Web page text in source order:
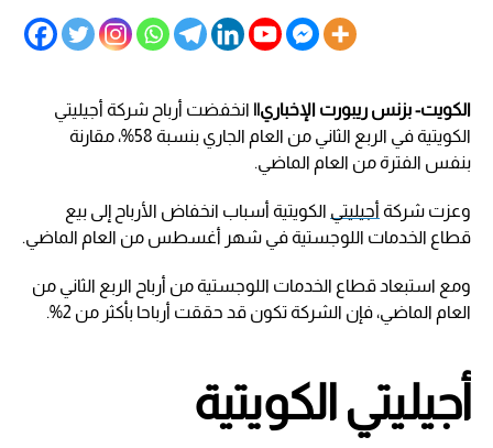
الكويت- بزنس ريبورت الإخباري|| انخفضت أرباح شركة أجيليتي
الكويتية في الربع الثاني من العام الجاري بنسبة 58%، مقارنة
بنفس الفترة من العام الماضي.
وعزت شركة أجيليتي الكويتية أسباب انخفاض الأرباح إلى بيع
قطاع الخدمات اللوجستية في شهر أغسطس من العام الماضي.
ومع استبعاد قطاع الخدمات اللوجستية من أرباح الربع الثاني من
العام الماضي، فإن الشركة تكون قد حققت أرباحا بأكثر من 2%.
أجيليتي الكويتية